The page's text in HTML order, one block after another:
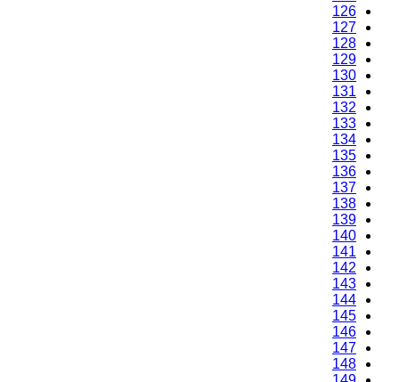
126
127
128
129
130
131
132
133
134
135
136
137
138
139
140
141
142
143
144
145
146
147
148